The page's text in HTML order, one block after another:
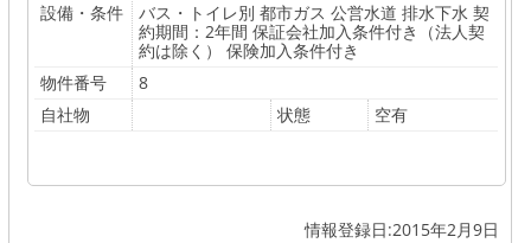
設備・条件
バス・トイレ別 都市ガス 公営水道 排水下水 契
約期間：2年間 保証会社加入条件付き（法人契
約は除く） 保険加入条件付き
物件番号
8
自社物
状態 空有
情報登録日:2015年2月9日